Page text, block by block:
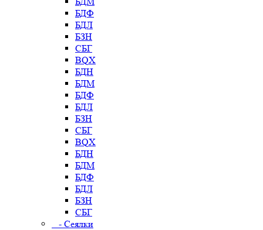
БДФ
БДЛ
БЗН
СБГ
BQX
БДН
БДМ
БДФ
БДЛ
БЗН
СБГ
BQX
БДН
БДМ
БДФ
БДЛ
БЗН
СБГ
- Сеялки